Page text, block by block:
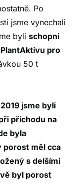
Po
jsme vynechali
byli schopni
pro
50 t
jsme byli
příchodu na
byla
porost měl cca
s delšími
byl porost